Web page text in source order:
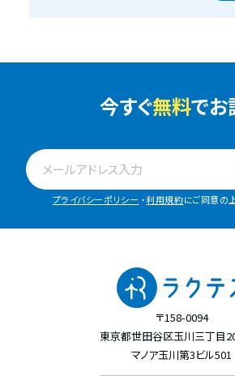
今すぐ無料でお
プライバシーポリシー ・利用規約にご同意の
〒158-0094
東京都世田谷区玉川三丁目
マノア玉川第3ビル501